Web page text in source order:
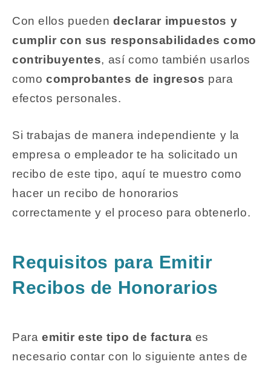
Con ellos puedendeclarar impuestos y
cumplir con sus responsabilidades como
contribuyentes, así como también usarlos
como comprobantes de ingresos para
efectos personales.
Si trabajas de manera independiente y la
empresa o empleador te ha solicitado un
recibo de este tipo, aquí te muestro como
hacer un recibo de honorarios
correctamente y el proceso para obtenerlo.
Requisitos para Emitir
Recibos de Honorarios
Para emitir este tipo de factura es
necesario contar con lo siguiente antes de